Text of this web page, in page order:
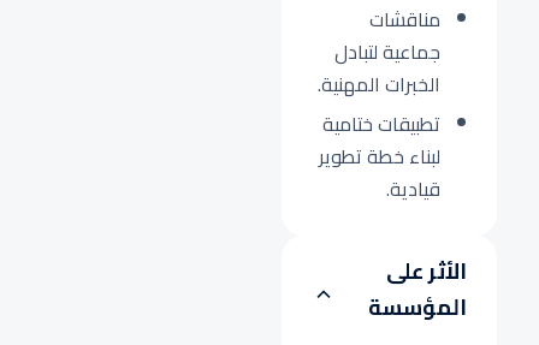
مناقشات
جماعية لتبادل
الخبرات المهنية.
تطبيقات ختامية
لبناء خطة تطوير
قيادية.
الأثر على
المؤسسة